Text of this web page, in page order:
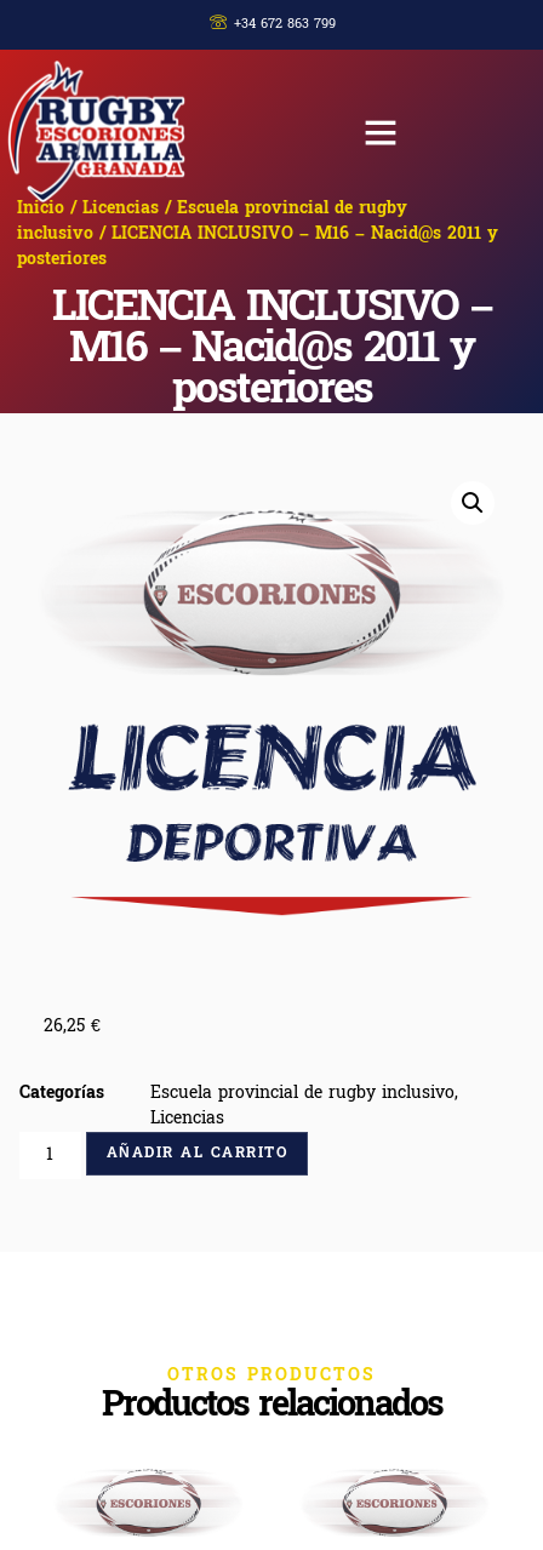
+34 672 863 799
Inicio /Licencias /Escuela provincial de rugby
inclusivo / LICENCIA INCLUSIVO – M16 – Nacid@s 2011 y
posteriores
LICENCIA INCLUSIVO –
M16 – Nacid@s 2011 y
posteriores
26,25 €
Categorías Escuela provincial de rugby inclusivo,
Licencias
AÑADIR AL CARRITO
OTROS PRODUCTOS
Productos relacionados